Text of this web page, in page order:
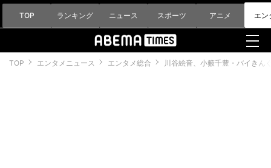
TOP ランキング ニュース スポーツ アニメ エン
TOP エンタメニュース エンタメ総合 川谷絵音、小籔千豊・バイきん